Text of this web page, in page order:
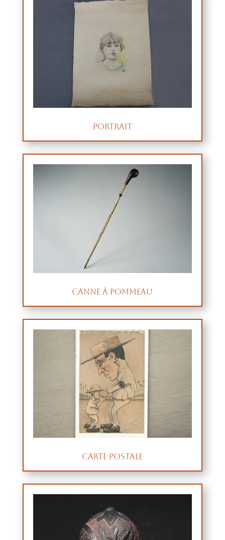
portrait
Canne à pommeau
Carte postale